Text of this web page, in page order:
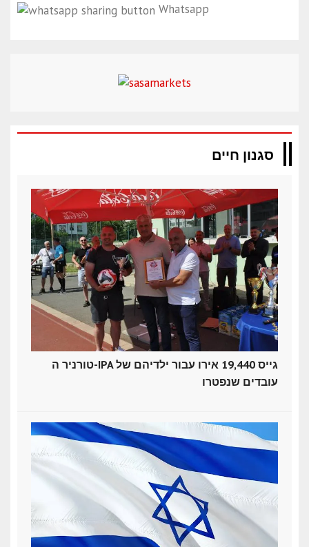
Whatsapp
סגנון חיים
טורניר ה-IPA גייס 19,440 אירו עבור ילדיהם של
עובדים שנפטרו